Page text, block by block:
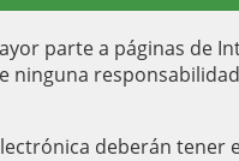
parte a páginas de
ninguna
deberán tener